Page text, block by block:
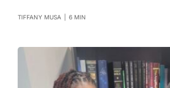
TIFFANY MUSA 6 MIN